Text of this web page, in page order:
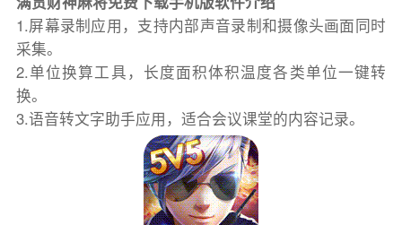
1.屏幕录制应用，支持内部声音录制和摄像头画面同时
采集。
2.单位换算工具，长度面积体积温度各类单位一键转
换。
3.语音转文字助手应用，适合会议课堂的内容记录。